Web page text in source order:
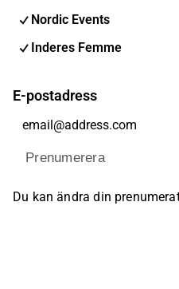
Nordic Events
Inderes Femme
E-postadress
Prenumerera
Du kan ändra din